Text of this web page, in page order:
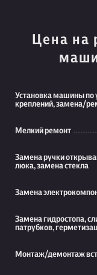
Цена на
Установка машины по
креплений, замена/
Мелкий ремонт
Замена ручки
люка, замена стекла
Замена
Замена гидростопа,
патрубков,
Монтаж/демонтаж